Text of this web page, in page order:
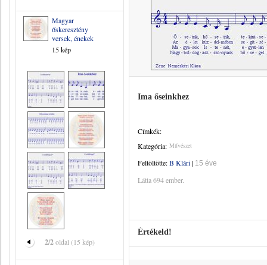
Magyar
őskeresztény
versek, énekek
15 kép
2/2oldal (15 kép)
Ima őseinkhez
Címkék:
Kategória: Művészet
Feltöltötte:B Klári| 15 éve
Látta 694 ember.
Értékeld!